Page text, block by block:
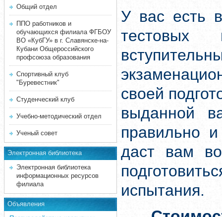
Общий отдел
ППО работников и
обучающихся филиала ФГБОУ
ВО «КубГУ» в г. Славянске-на-
Кубани Общероссийского
профсоюза образования
Спортивный клуб
"Буревестник"
Студенческий клуб
Учебно-методический отдел
Ученый совет
Электронная библиотека
Электронная библиотека
информационных ресурсов
филиала
Объявления
У вас есть
тестовых
своей
выданной
правильно
даст вам
испытания.